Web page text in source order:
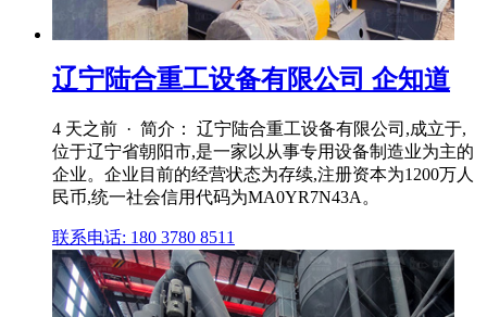
辽宁陆合重工设备有限公司 企知道
4 天之前 · 简介： 辽宁陆合重工设备有限公司,成立于,
位于辽宁省朝阳市,是一家以从事专用设备制造业为主的
企业。企业目前的经营状态为存续,注册资本为1200万人
民币,统一社会信用代码为MA0YR7N43A。
联系电话: 180 3780 8511